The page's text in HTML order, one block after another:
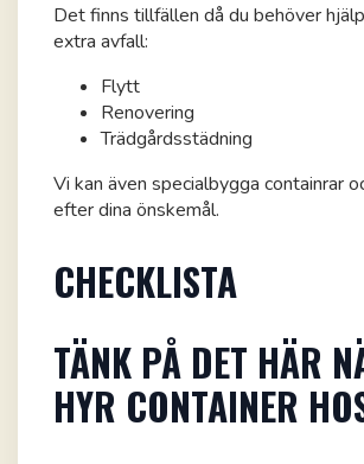
Det finns tillfällen då du behöver
extra avfall:
Flytt
Renovering
Trädgårdsstädning
Vi kan även specialbygga containrar
efter dina önskemål.
CHECKLISTA
TÄNK PÅ DET HÄR
HYR CONTAINER